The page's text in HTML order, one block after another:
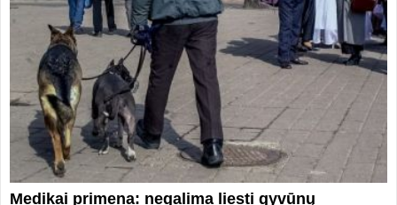
Medikai primena: negalima liesti gyvūnų